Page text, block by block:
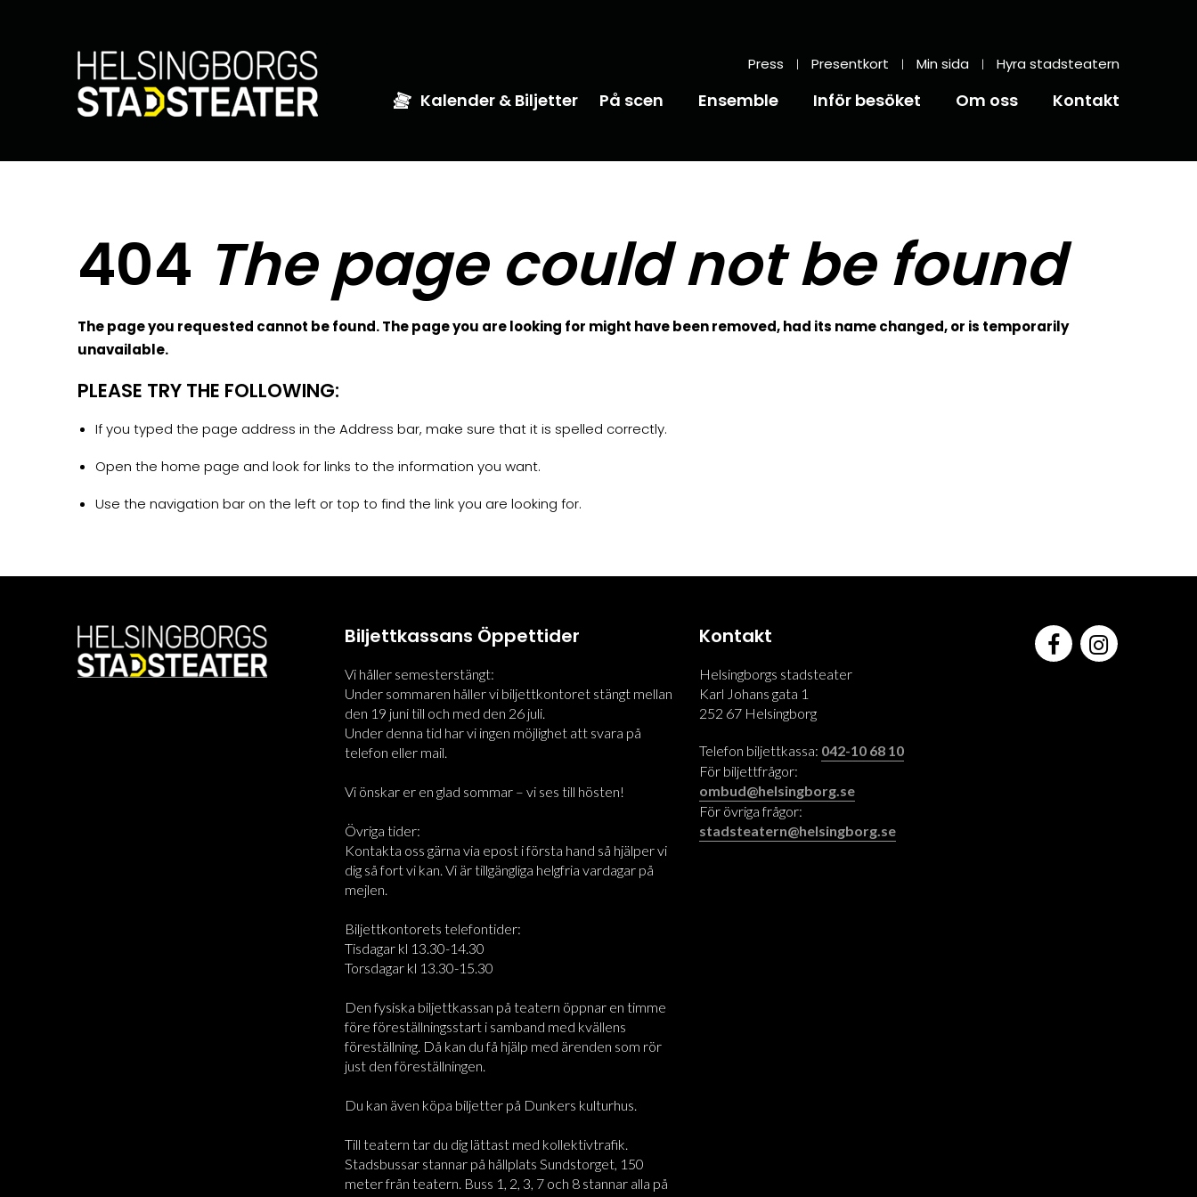
Press Presentkort Min sida Hyra stadsteatern
Kalender & Biljetter På scen Ensemble Inför besöket Om oss Kontakt
404 The page could not be found
The page you requested cannot be found. The page you are looking for might have been removed, had its name changed, or is temporarily
unavailable.
PLEASE TRY THE FOLLOWING:
If you typed the page address in the Address bar, make sure that it is spelled correctly.
Open the home page and look for links to the information you want.
Use the navigation bar on the left or top to find the link you are looking for.
Biljettkassans Öppettider
Vi håller semesterstängt:
Under sommaren håller vi biljettkontoret stängt mellan
den 19 juni till och med den 26 juli.
Under denna tid har vi ingen möjlighet att svara på
telefon eller mail.
Vi önskar er en glad sommar – vi ses till hösten!
Övriga tider:
Kontakta oss gärna via epost i första hand så hjälper vi
dig så fort vi kan. Vi är tillgängliga helgfria vardagar på
mejlen.
Biljettkontorets telefontider:
Tisdagar kl 13.30-14.30
Torsdagar kl 13.30-15.30
Den fysiska biljettkassan på teatern öppnar en timme
före föreställningsstart i samband med kvällens
föreställning. Då kan du få hjälp med ärenden som rör
just den föreställningen.
Du kan även köpa biljetter på Dunkers kulturhus.
Till teatern tar du dig lättast med kollektivtrafik.
Stadsbussar stannar på hållplats Sundstorget, 150
meter från teatern. Buss 1, 2, 3, 7 och 8 stannar alla på
Kontakt
Helsingborgs stadsteater
Karl Johans gata 1
252 67 Helsingborg
Telefon biljettkassa: 042-10 68 10
För biljettfrågor:
ombud@helsingborg.se
För övriga frågor:
stadsteatern@helsingborg.se